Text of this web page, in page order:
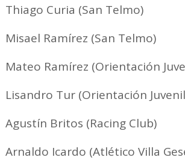
Thiago Curia (San Telmo)
Misael Ramírez (San Telmo)
Mateo Ramírez (Orientación
Lisandro Tur (Orientación
Agustín Britos (Racing Club)
Arnaldo Icardo (Atlético Villa